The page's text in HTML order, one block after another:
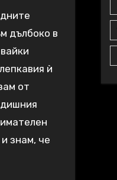
дълбоко в
ѝ
от
знам, че